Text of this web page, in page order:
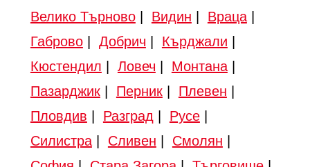
Велико Търново| Видин Враца|
Габрово| Добрич Кърджали
Кюстендил
Ловеч Монтана|
Пазарджик| Перник| Плевен
Пловдив
Разград Русе|
Силистра| Сливен Смолян